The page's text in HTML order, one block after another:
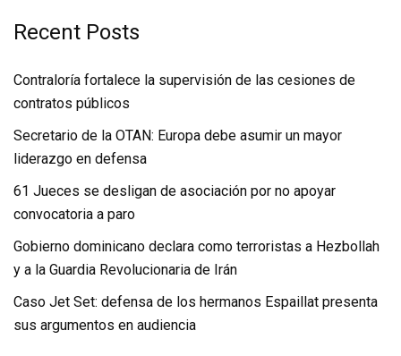
Recent Posts
Contraloría fortalece la supervisión de las cesiones de
contratos públicos
Secretario de la OTAN: Europa debe asumir un mayor
liderazgo en defensa
61 Jueces se desligan de asociación por no apoyar
convocatoria a paro
Gobierno dominicano declara como terroristas a Hezbollah
y a la Guardia Revolucionaria de Irán
Caso Jet Set: defensa de los hermanos Espaillat presenta
sus argumentos en audiencia